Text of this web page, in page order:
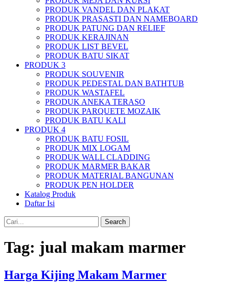
PRODUK VANDEL DAN PLAKAT
PRODUK PRASASTI DAN NAMEBOARD
PRODUK PATUNG DAN RELIEF
PRODUK KERAJINAN
PRODUK LIST BEVEL
PRODUK BATU SIKAT
PRODUK 3
PRODUK SOUVENIR
PRODUK PEDESTAL DAN BATHTUB
PRODUK WASTAFEL
PRODUK ANEKA TERASO
PRODUK PARQUETE MOZAIK
PRODUK BATU KALI
PRODUK 4
PRODUK BATU FOSIL
PRODUK MIX LOGAM
PRODUK WALL CLADDING
PRODUK MARMER BAKAR
PRODUK MATERIAL BANGUNAN
PRODUK PEN HOLDER
Katalog Produk
Daftar Isi
Search
Tag: jual makam marmer
Harga Kijing Makam Marmer